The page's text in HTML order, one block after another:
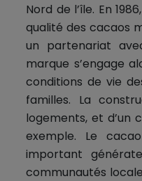
Nord de l’île. En
qualité des cacaos
un partenariat
marque s’engage
conditions de vie
familles. La
logements, et d’un
exemple. Le
important
communautés